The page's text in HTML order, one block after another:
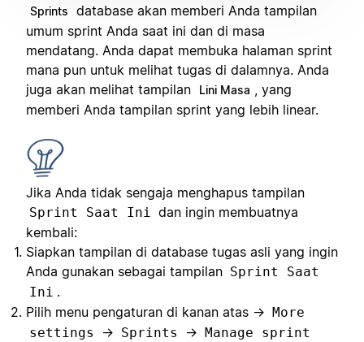
Sprints
database akan memberi Anda tampilan
umum sprint Anda saat ini dan di masa
mendatang. Anda dapat membuka halaman sprint
mana pun untuk melihat tugas di dalamnya. Anda
juga akan melihat tampilan
Lini Masa , yang
memberi Anda tampilan sprint yang lebih linear.
Jika Anda tidak sengaja menghapus tampilan
Sprint Saat Ini dan ingin membuatnya
kembali:
Siapkan tampilan di database tugas asli yang ingin
Anda gunakan sebagai tampilan Sprint Saat
Ini .
Pilih menu pengaturan di kanan atas →
More
settings
→ Sprints →
Manage sprint